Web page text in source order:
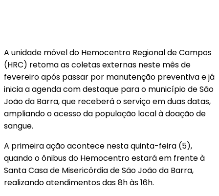
A unidade móvel do Hemocentro Regional de Campos
(HRC) retoma as coletas externas neste mês de
fevereiro após passar por manutenção preventiva e já
inicia a agenda com destaque para o município de São
João da Barra, que receberá o serviço em duas datas,
ampliando o acesso da população local à doação de
sangue.
A primeira ação acontece nesta quinta-feira (5),
quando o ônibus do Hemocentro estará em frente à
Santa Casa de Misericórdia de São João da Barra,
realizando atendimentos das 8h às 16h.